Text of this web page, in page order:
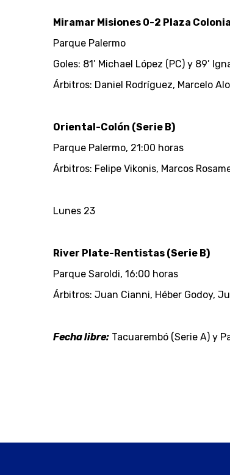
Miramar Misiones 0-2 Plaza
Parque Palermo
Goles: 81’ Michael López (PC) y 89’
Árbitros: Daniel Rodríguez, Marcelo
Oriental-Colón (Serie B)
Parque Palermo, 21:00 horas
Árbitros: Felipe Vikonis, Marcos
Lunes 23
River Plate-Rentistas (Serie B)
Parque Saroldi, 16:00 horas
Árbitros: Juan Cianni, Héber Godoy,
Fecha libre: Tacuarembó (Serie A) y